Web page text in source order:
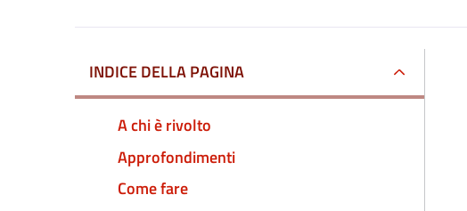
INDICE DELLA PAGINA
A chi è rivolto
Approfondimenti
Come fare